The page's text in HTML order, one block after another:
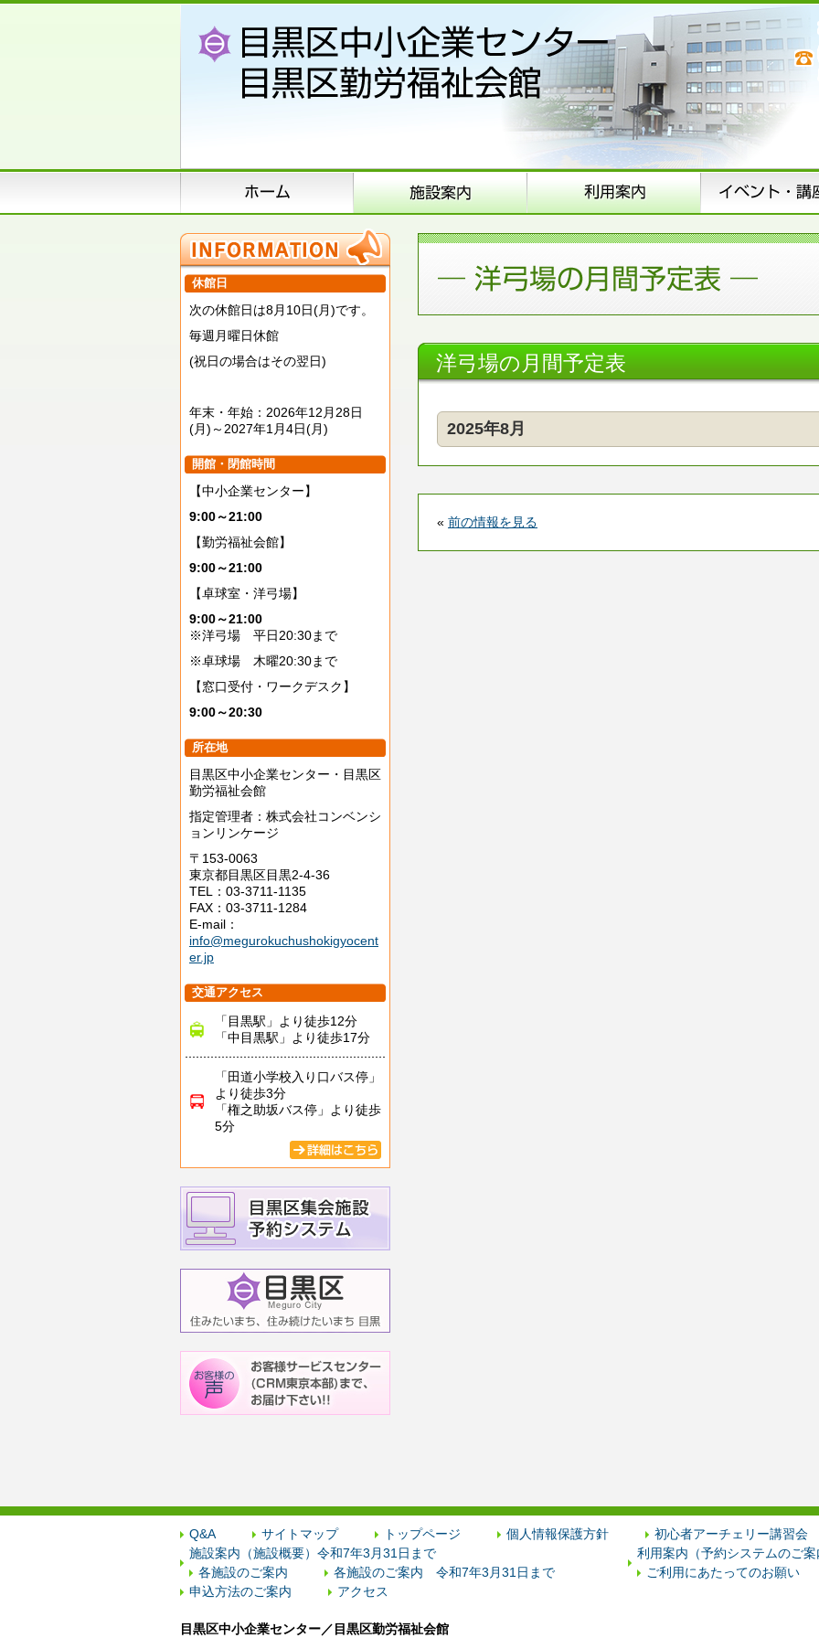
休館日
次の休館日は8月10日(月)です。
毎週月曜日休館
(祝日の場合はその翌日)
年末・年始：2026年12月28日
(月)～2027年1月4日(月)
開館・閉館時間
【中小企業センター】
9:00～21:00
【勤労福祉会館】
9:00～21:00
【卓球室・洋弓場】
9:00～21:00
※洋弓場 平日20:30まで
※卓球場 木曜20:30まで
【窓口受付・ワークデスク】
9:00～20:30
所在地
目黒区中小企業センター・目黒区
勤労福祉会館
指定管理者：株式会社コンベンシ
ョンリンケージ
〒153-0063
東京都目黒区目黒2-4-36
TEL：03-3711-1135
FAX：03-3711-1284
E-mail：
info@megurokuchushokigyocent
er.jp
交通アクセス
「目黒駅」より徒歩12分
「中目黒駅」より徒歩17分
「田道小学校入り口バス停」
より徒歩3分
「権之助坂バス停」より徒歩
5分
洋弓場の月間予定表
2025年8月
« 前の情報を見る
Q&A サイトマップ トップページ 個人情報保護方針 初心者アーチェリー講習会
施設案内（施設概要）令和7年3月31日まで
各施設のご案内
各施設のご案内 令和7年3月31日まで
利用案内（予約システムのご
ご利用にあたってのお願い
申込方法のご案内
アクセス
目黒区中小企業センター／目黒区勤労福祉会館